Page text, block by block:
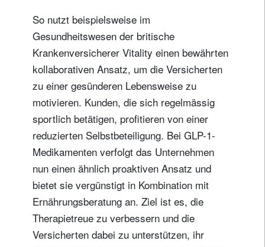
So nutzt beispielsweise im
Gesundheitswesen der britische
Krankenversicherer Vitality einen bewährten
kollaborativen Ansatz, um die Versicherten
zu einer gesünderen Lebensweise zu
motivieren. Kunden, die sich regelmässig
sportlich betätigen, profitieren von einer
reduzierten Selbstbeteiligung. Bei GLP-1-
Medikamenten verfolgt das Unternehmen
nun einen ähnlich proaktiven Ansatz und
bietet sie vergünstigt in Kombination mit
Ernährungsberatung an. Ziel ist es, die
Therapietreue zu verbessern und die
Versicherten dabei zu unterstützen, ihr